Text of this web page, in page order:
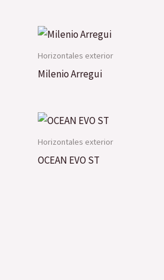
Horizontales exterior
Milenio Arregui
Horizontales exterior
OCEAN EVO ST